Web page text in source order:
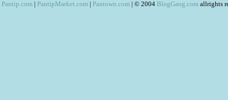
Pantip.com | PantipMarket.com | Pantown.com | © 2004 BlogGang.com allrights